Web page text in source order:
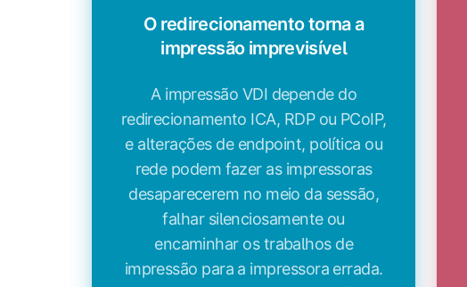
O redirecionamento torna a
impressão imprevisível
A impressão VDI depende do
redirecionamento ICA, RDP ou PCoIP,
e alterações de endpoint, política ou
rede podem fazer as impressoras
desaparecerem no meio da sessão,
falhar silenciosamente ou
encaminhar os trabalhos de
impressão para a impressora errada.